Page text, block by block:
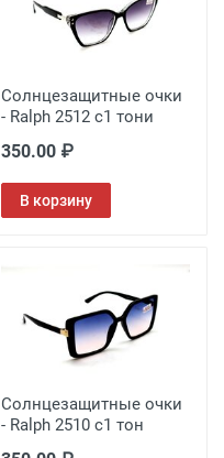
Солнцезащитные очки
- Ralph 2512 с1 тони
350.00 ₽
В корзину
Солнцезащитные очки
- Ralph 2510 с1 тон